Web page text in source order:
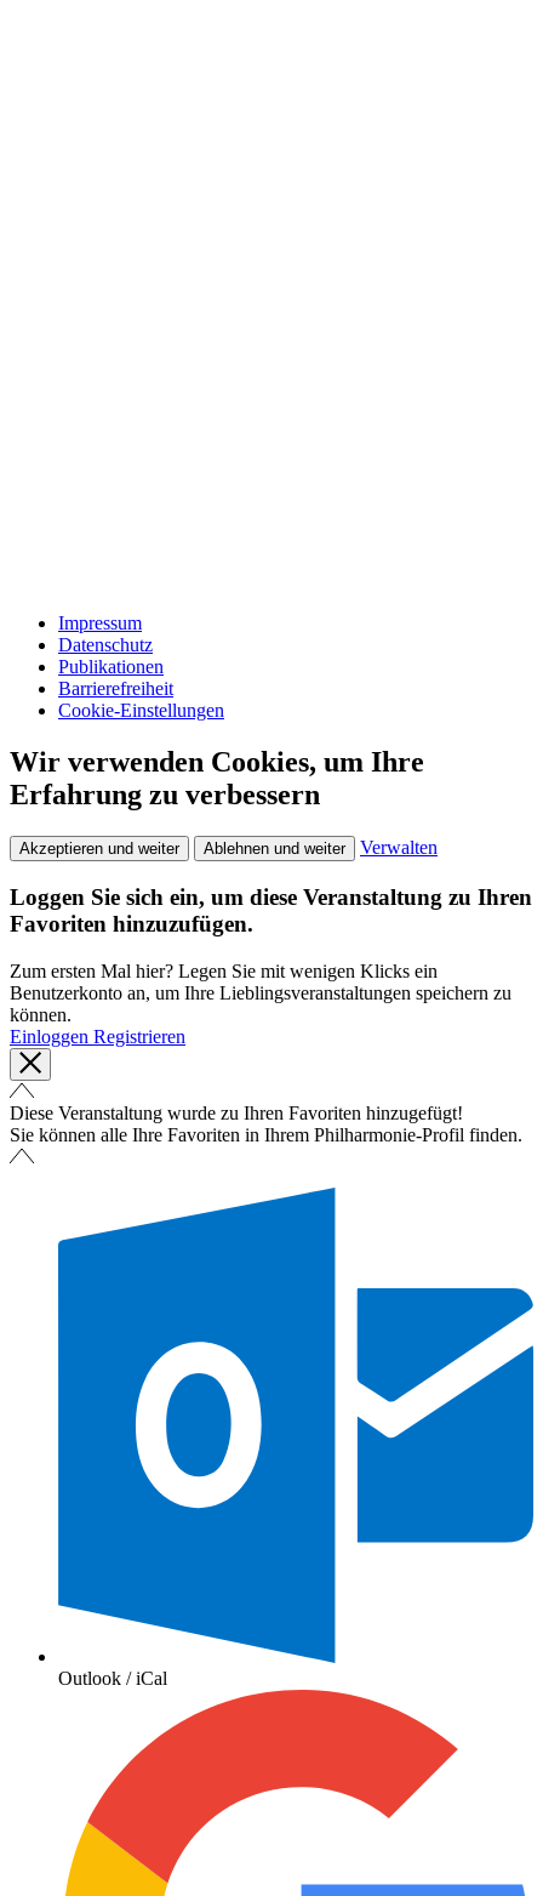
Impressum
Datenschutz
Publikationen
Barrierefreiheit
Cookie-Einstellungen
Wir verwenden Cookies, um Ihre
Erfahrung zu verbessern
Akzeptieren und weiter Ablehnen und weiter Verwalten
Loggen Sie sich ein, um diese Veranstaltung zu Ihren
Favoriten hinzuzufügen.
Zum ersten Mal hier? Legen Sie mit wenigen Klicks ein
Benutzerkonto an, um Ihre Lieblingsveranstaltungen speichern zu
können.
Einloggen Registrieren
Diese Veranstaltung wurde zu Ihren Favoriten hinzugefügt!
Sie können alle Ihre Favoriten in Ihrem Philharmonie-Profil finden.
Outlook / iCal